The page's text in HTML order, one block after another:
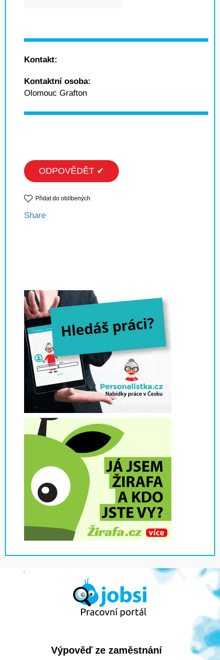
Kontakt:
Kontaktní osoba:
Olomouc Grafton
ODPOVĚDĚT ✔
Přidat do oblíbených
Share
Výpověď ze zaměstnání